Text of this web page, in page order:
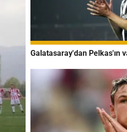
Galatasaray'dan Pelkas'ın